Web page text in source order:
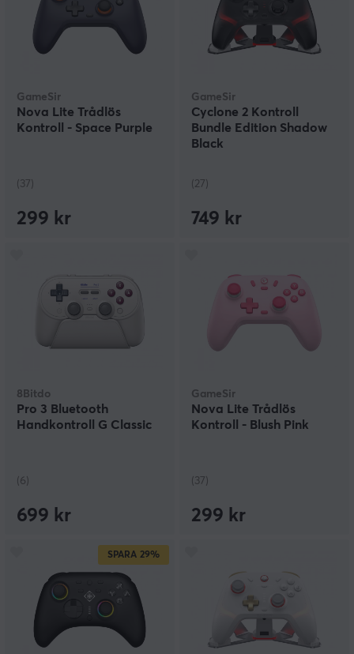
GameSir
Nova Lite Trådlös
Kontroll - Space Purple
(37)
299 kr
GameSir
Cyclone 2 Kontroll
Bundle Edition Shadow
Black
(27)
749 kr
8Bitdo
Pro 3 Bluetooth
Handkontroll G Classic
(6)
699 kr
GameSir
Nova Lite Trådlös
Kontroll - Blush Pink
(37)
299 kr
SPARA 29%